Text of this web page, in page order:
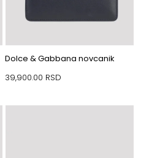
Dolce & Gabbana novcanik
39,900.00 RSD